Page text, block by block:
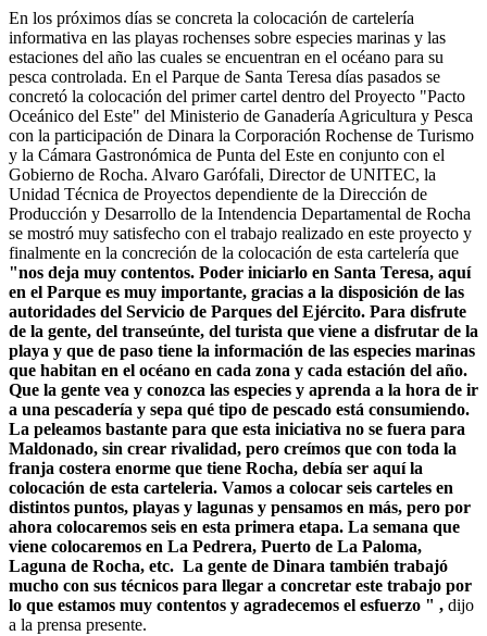
En los próximos días se concreta la colocación de cartelería
informativa en las playas rochenses sobre especies marinas y las
estaciones del año las cuales se encuentran en el océano para su
pesca controlada. En el Parque de Santa Teresa días pasados se
concretó la colocación del primer cartel dentro del Proyecto "Pacto
Oceánico del Este" del Ministerio de Ganadería Agricultura y Pesca
con la participación de Dinara la Corporación Rochense de Turismo
y la Cámara Gastronómica de Punta del Este en conjunto con el
Gobierno de Rocha. Alvaro Garófali, Director de UNITEC, la
Unidad Técnica de Proyectos dependiente de la Dirección de
Producción y Desarrollo de la Intendencia Departamental de Rocha
se mostró muy satisfecho con el trabajo realizado en este proyecto y
finalmente en la concreción de la colocación de esta cartelería que
"nos deja muy contentos. Poder iniciarlo en Santa Teresa, aquí
en el Parque es muy importante, gracias a la disposición de las
autoridades del Servicio de Parques del Ejército. Para disfrute
de la gente, del transeúnte, del turista que viene a disfrutar de la
playa y que de paso tiene la información de las especies marinas
que habitan en el océano en cada zona y cada estación del año.
Que la gente vea y conozca las especies y aprenda a la hora de ir
a una pescadería y sepa qué tipo de pescado está consumiendo.
La peleamos bastante para que esta iniciativa no se fuera para
Maldonado, sin crear rivalidad, pero creímos que con toda la
franja costera enorme que tiene Rocha, debía ser aquí la
colocación de esta carteleria. Vamos a colocar seis carteles en
distintos puntos, playas y lagunas y pensamos en más, pero por
ahora colocaremos seis en esta primera etapa. La semana que
viene colocaremos en La Pedrera, Puerto de La Paloma,
Laguna de Rocha, etc. La gente de Dinara también trabajó
mucho con sus técnicos para llegar a concretar este trabajo por
lo que estamos muy contentos y agradecemos el esfuerzo " , dijo
a la prensa presente.